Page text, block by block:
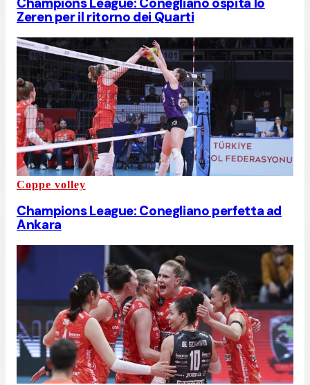
Zeren per il ritorno dei Quarti
Coppe volley
Champions League: Conegliano perfetta ad
Ankara